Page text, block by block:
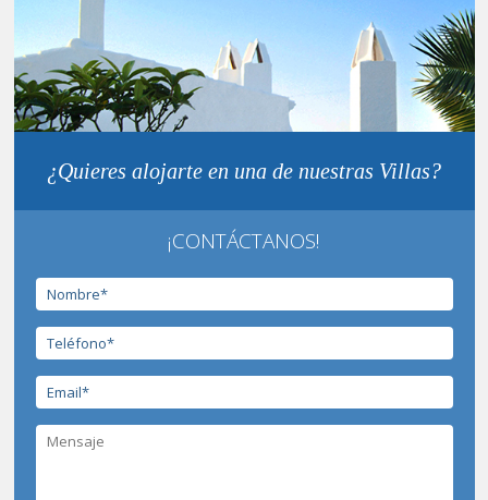
¿Quieres alojarte en una de nuestras Villas?
¡CONTÁCTANOS!